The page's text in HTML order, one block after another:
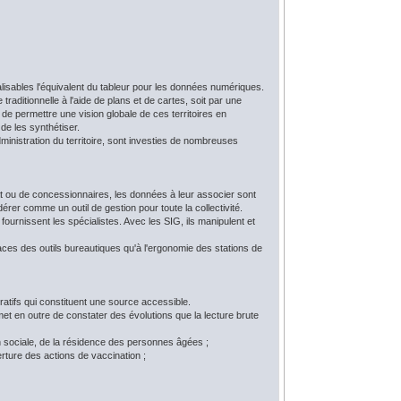
l'équivalent du tableur pour les données numériques.
à l'aide de plans et de cartes, soit par une
permettre une vision globale de ces territoires en
les synthétiser.
du territoire, sont investies de nombreuses
de concessionnaires, les données à leur associer sont
comme un outil de gestion pour toute la collectivité.
les spécialistes. Avec les SIG, ils manipulent et
des outils bureautiques qu'à l'ergonomie des stations de
qui constituent une source accessible.
en outre de constater des évolutions que la lecture brute
de la résidence des personnes âgées ;
des actions de vaccination ;